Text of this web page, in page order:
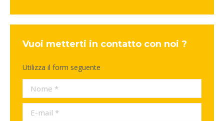
Vuoi metterti in contatto con noi ?
Utilizza il form seguente
Nome *
E-mail *